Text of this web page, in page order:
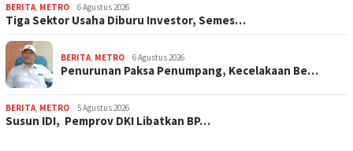
BERITA, METRO 6 Agustus 2026
Tiga Sektor Usaha Diburu Investor, Semes…
BERITA, METRO 6 Agustus 2026
Penurunan Paksa Penumpang, Kecelakaan Be…
BERITA, METRO 5 Agustus 2026
Susun IDI, Pemprov DKI Libatkan BP…